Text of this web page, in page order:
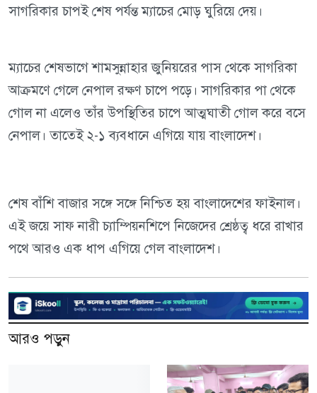
সাগরিকার চাপই শেষ পর্যন্ত ম্যাচের মোড় ঘুরিয়ে দেয়।
ম্যাচের শেষভাগে শামসুন্নাহার জুনিয়রের পাস থেকে সাগরিকা
আক্রমণে গেলে নেপাল রক্ষণ চাপে পড়ে। সাগরিকার পা থেকে
গোল না এলেও তাঁর উপস্থিতির চাপে আত্মঘাতী গোল করে বসে
নেপাল। তাতেই ২-১ ব্যবধানে এগিয়ে যায় বাংলাদেশ।
শেষ বাঁশি বাজার সঙ্গে সঙ্গে নিশ্চিত হয় বাংলাদেশের ফাইনাল।
এই জয়ে সাফ নারী চ্যাম্পিয়নশিপে নিজেদের শ্রেষ্ঠত্ব ধরে রাখার
পথে আরও এক ধাপ এগিয়ে গেল বাংলাদেশ।
আরও পড়ুন